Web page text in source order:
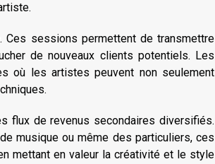
Ces sessions permettent de transmettre
de nouveaux clients potentiels. Les
où les artistes peuvent non seulement
flux de revenus secondaires diversifiés.
musique ou même des particuliers, ces
mettant en valeur la créativité et le style